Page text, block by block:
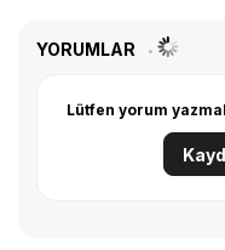
YORUMLAR
Lütfen yorum